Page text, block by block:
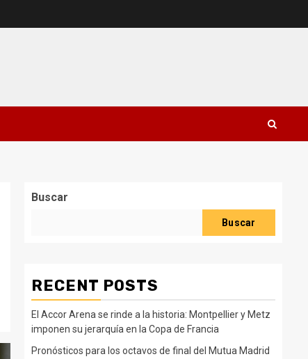
Buscar
Buscar
RECENT POSTS
El Accor Arena se rinde a la historia: Montpellier y Metz
imponen su jerarquía en la Copa de Francia
Pronósticos para los octavos de final del Mutua Madrid